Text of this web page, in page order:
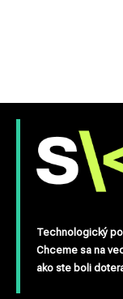
Technologický
Chceme sa na
ako ste boli